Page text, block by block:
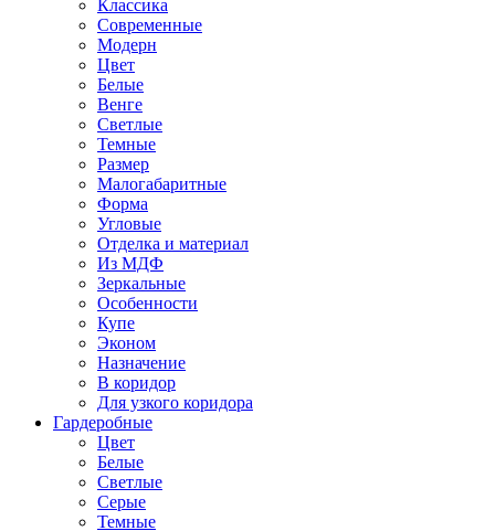
Классика
Современные
Модерн
Цвет
Белые
Венге
Светлые
Темные
Размер
Малогабаритные
Форма
Угловые
Отделка и материал
Из МДФ
Зеркальные
Особенности
Купе
Эконом
Назначение
В коридор
Для узкого коридора
Гардеробные
Цвет
Белые
Светлые
Серые
Темные